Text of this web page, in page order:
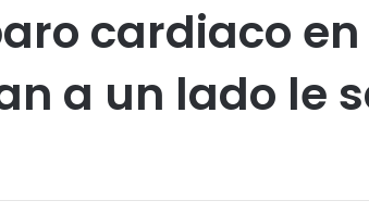
cardiaco
a un lado le